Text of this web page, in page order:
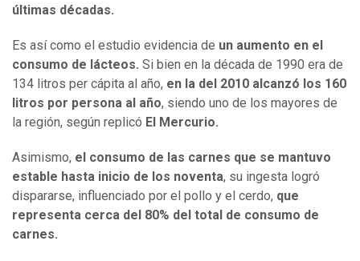
últimas décadas.
Es así como el estudio evidencia de un aumento en el
consumo de lácteos. Si bien en la década de 1990 era de
134 litros per cápita al año, en la del 2010 alcanzó los 160
litros por persona al año, siendo uno de los mayores de
la región, según replicó El Mercurio.
Asimismo, el consumo de las carnes que se mantuvo
estable hasta inicio de los noventa, su ingesta logró
dispararse, influenciado por el pollo y el cerdo, que
representa cerca del 80% del total de consumo de
carnes.